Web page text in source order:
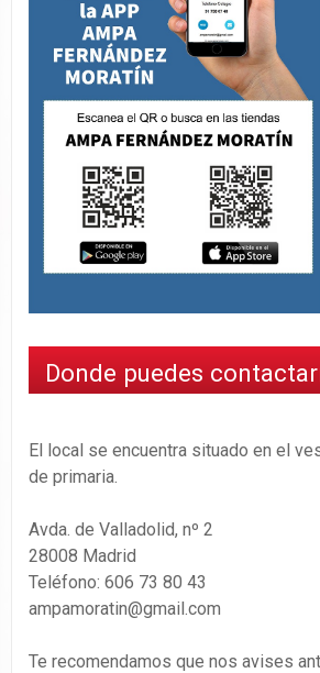
Donde puedes
El local se encuentra situado en el
de primaria.
Avda. de Valladolid, nº 2
28008 Madrid
Teléfono: 606 73 80 43
ampamoratin@gmail.com
Te recomendamos que nos avises